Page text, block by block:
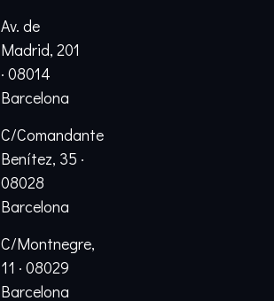
Av. de
Madrid, 201
· 08014
Barcelona
C/Comandante
Benítez, 35 ·
08028
Barcelona
C/Montnegre,
11 · 08029
Barcelona